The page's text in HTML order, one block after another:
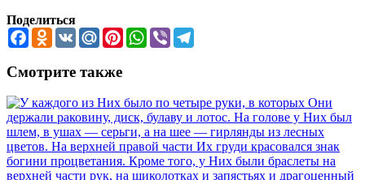
Поделиться
FacebookOdnoklassniki
VK Mail.RuPinterestWhatsApp
Viber
Смотрите также